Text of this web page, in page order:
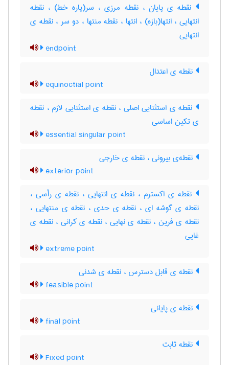
نقطه ی پایان ، نقطه مرزی ، سر(پاره خط) ، نقطه
انتهایی ، انتها(بازه) ، انتها ، نقطه منتها ، دو سر ، نقطه ی
انتهایی
endpoint
نقطه ی اعتدال
equinoctial point
نقطه ی استثنایی اصلی ، نقطه ی استثنایی لازم ، نقطه
ی تکین اساسی
essential singular point
نقطه‌ی بیرونی ، نقطه ی خارجی
exterior point
نقطه ی اکسترم ، نقطه ی انتهایی ، نقطه ی رأسی ،
نقطه ی گوشه ای ، نقطه ی حدی ، نقطه ی منتهایی ،
‌نقطه ی فرین ، نقطه ی نهایی ، نقطه ی کرانی ، نقطه ی
غایی
extreme point
نقطه ی قابل دسترس ، نقطه ی شدنی
feasible point
نقطه ی پایانی
final point
نقطه ثابت
Fixed point